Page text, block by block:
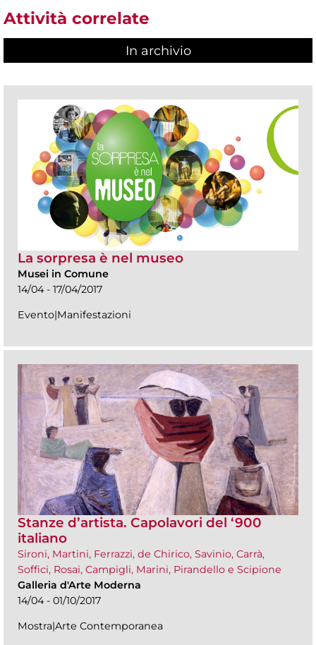
Attività correlate
In archivio
La sorpresa è nel museo
Musei in Comune
14/04 - 17/04/2017
Evento|Manifestazioni
Stanze d’artista. Capolavori del ‘900
italiano
Sironi, Martini, Ferrazzi, de Chirico, Savinio, Carrà,
Soffici, Rosai, Campigli, Marini, Pirandello e Scipione
Galleria d'Arte Moderna
14/04 - 01/10/2017
Mostra|Arte Contemporanea